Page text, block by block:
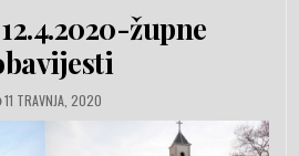
župne
PUBLISHED DATE:
11 TRAVNJA, 2020